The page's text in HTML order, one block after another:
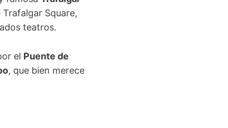
Trafalgar Square,
teatros.
el Puente de
, que bien merece